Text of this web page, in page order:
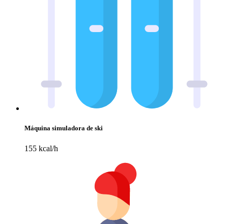
Máquina simuladora de ski
155 kcal/h